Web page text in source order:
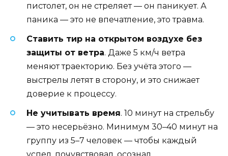
пистолет, он не стреляет — он паникует. А
паника — это не впечатление, это травма.
Ставить тир на открытом воздухе без
защиты от ветра. Даже 5 км/ч ветра
меняют траекторию. Без учёта этого —
выстрелы летят в сторону, и это снижает
доверие к процессу.
Не учитывать время. 10 минут на стрельбу
— это несерьёзно. Минимум 30–40 минут на
группу из 5–7 человек — чтобы каждый